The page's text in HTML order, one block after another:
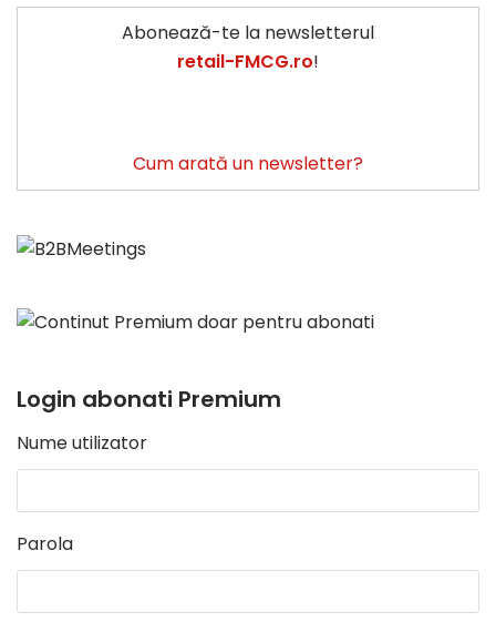
Abonează-te la newsletterul
retail-FMCG.ro!
Cum arată un newsletter?
Login abonati Premium
Nume utilizator
Parola